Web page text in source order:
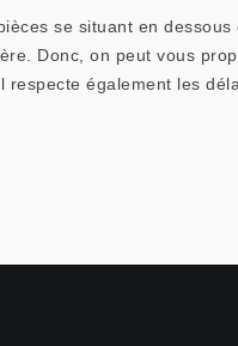
se situant en dessous
Donc, on peut vous
également les